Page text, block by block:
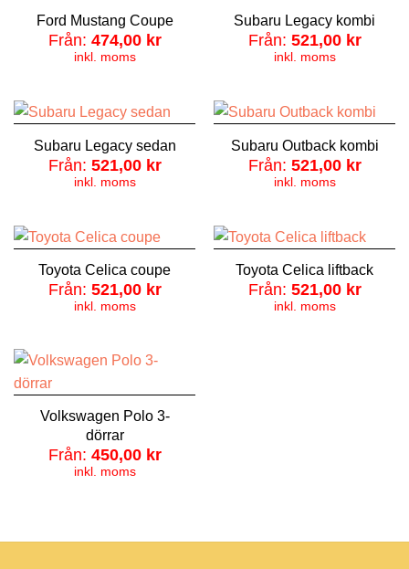
Ford Mustang Coupe
Från: 474,00 kr
inkl. moms
Subaru Legacy kombi
Från: 521,00 kr
inkl. moms
Subaru Legacy sedan
Från: 521,00 kr
inkl. moms
Subaru Outback kombi
Från: 521,00 kr
inkl. moms
Toyota Celica coupe
Från: 521,00 kr
inkl. moms
Toyota Celica liftback
Från: 521,00 kr
inkl. moms
Volkswagen Polo 3-
dörrar
Från: 450,00 kr
inkl. moms